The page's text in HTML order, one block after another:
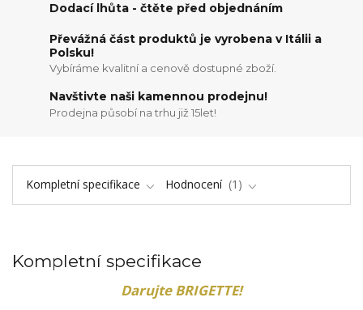
Dodací lhůta - čtěte před objednáním
Převážná část produktů je vyrobena v Itálii a
Polsku!
Vybíráme kvalitní a cenově dostupné zboží.
Navštivte naši kamennou prodejnu!
Prodejna působí na trhu již 15let!
Kompletní specifikace Hodnocení 1
Kompletní specifikace
Darujte BRIGETTE!